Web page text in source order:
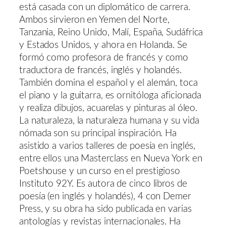
está casada con un diplomático de carrera.
Ambos sirvieron en Yemen del Norte,
Tanzania, Reino Unido, Malí, España, Sudáfrica
y Estados Unidos, y ahora en Holanda. Se
formó como profesora de francés y como
traductora de francés, inglés y holandés.
También domina el español y el alemán, toca
el piano y la guitarra, es ornitóloga aficionada
y realiza dibujos, acuarelas y pinturas al óleo.
La naturaleza, la naturaleza humana y su vida
nómada son su principal inspiración. Ha
asistido a varios talleres de poesía en inglés,
entre ellos una Masterclass en Nueva York en
Poetshouse y un curso en el prestigioso
Instituto 92Y. Es autora de cinco libros de
poesía (en inglés y holandés), 4 con Demer
Press, y su obra ha sido publicada en varias
antologías y revistas internacionales. Ha